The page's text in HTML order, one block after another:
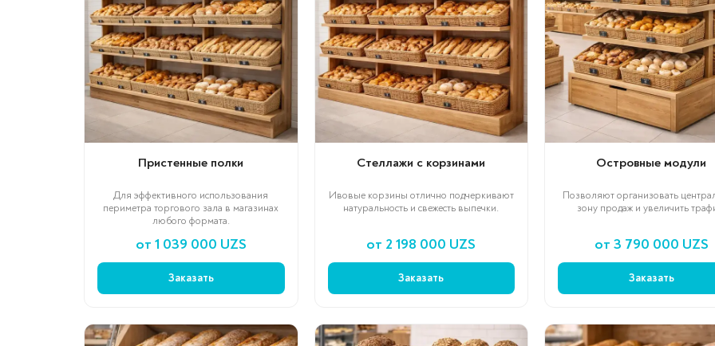
Пристенные полки
Для эффективного использования
периметра торгового зала в магазинах
любого формата.
от 1 039 000 UZS
Заказать
Стеллажи с корзинами
Ивовые корзины отлично подчеркивают
натуральность и свежесть выпечки.
от 2 198 000 UZS
Заказать
Островные модули
Позволяют организовать
зону продаж и увеличить
от 3 790 000 UZS
Заказать